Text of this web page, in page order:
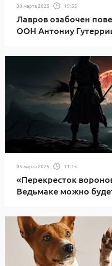
30 марта 2025 19:55
Лавров озабочен
ООН Антониу
05 марта 2025 11:15
«Перекресток
Ведьмаке можно